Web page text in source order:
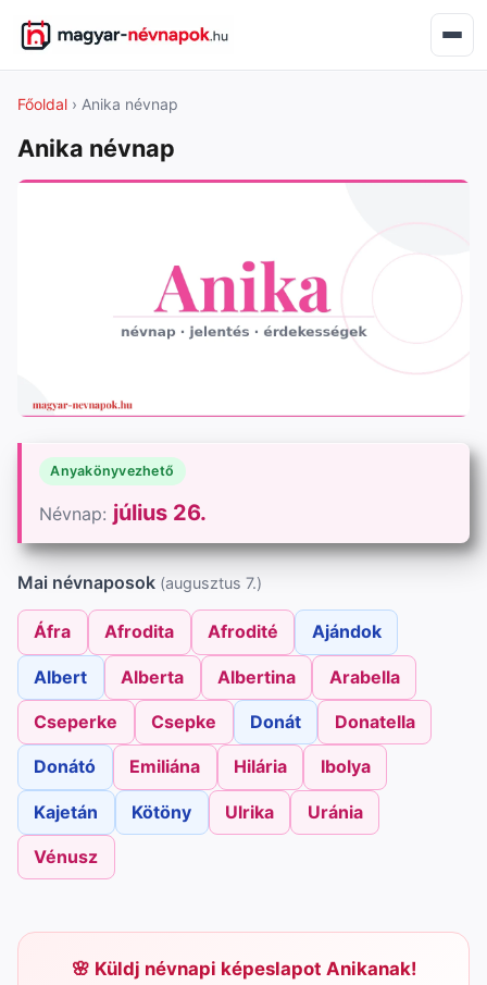
Főoldal › Anika névnap
Anika névnap
Anyakönyvezhető
Névnap: július 26.
Mai névnaposok (augusztus 7.)
Áfra Afrodita Afrodité Ajándok
Albert Alberta Albertina Arabella
Cseperke Csepke Donát Donatella
Donátó Emiliána Hilária Ibolya
Kajetán Kötöny Ulrika Uránia
Vénusz
Küldj névnapi képeslapot Anikanak!